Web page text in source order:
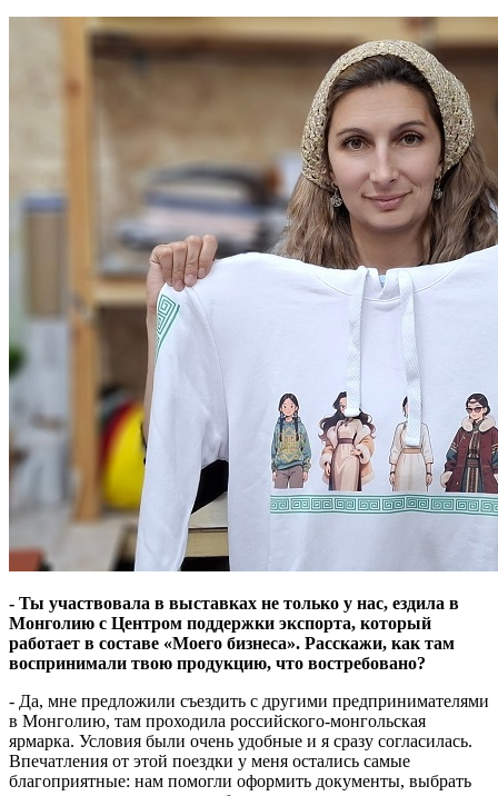
- Ты участвовала в выставках не только у нас, ездила в
Монголию с Центром поддержки экспорта, который
работает в составе «Моего бизнеса». Расскажи, как там
воспринимали твою продукцию, что востребовано?
- Да, мне предложили съездить с другими предпринимателями
в Монголию, там проходила российского-монгольская
ярмарка. Условия были очень удобные и я сразу согласилась.
Впечатления от этой поездки у меня остались самые
благоприятные: нам помогли оформить документы, выбрать